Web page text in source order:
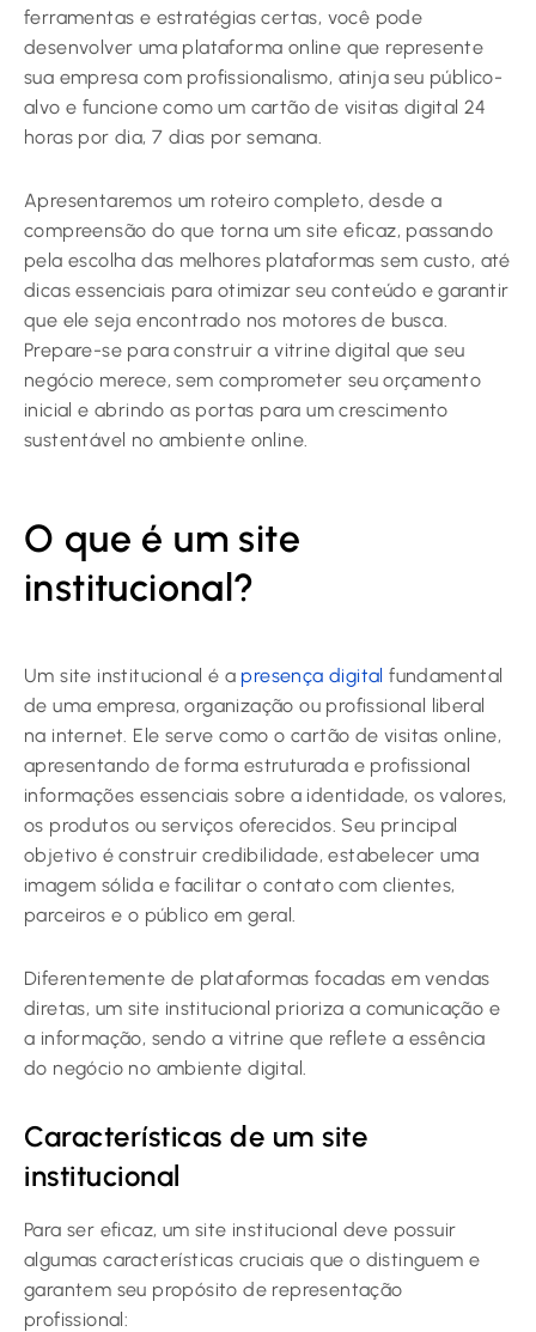
ferramentas e estratégias certas, você pode
desenvolver uma plataforma online que represente
sua empresa com profissionalismo, atinja seu público-
alvo e funcione como um cartão de visitas digital 24
horas por dia, 7 dias por semana.
Apresentaremos um roteiro completo, desde a
compreensão do que torna um site eficaz, passando
pela escolha das melhores plataformas sem custo, até
dicas essenciais para otimizar seu conteúdo e garantir
que ele seja encontrado nos motores de busca.
Prepare-se para construir a vitrine digital que seu
negócio merece, sem comprometer seu orçamento
inicial e abrindo as portas para um crescimento
sustentável no ambiente online.
O que é um site
institucional?
Um site institucional é a presença digital fundamental
de uma empresa, organização ou profissional liberal
na internet. Ele serve como o cartão de visitas online,
apresentando de forma estruturada e profissional
informações essenciais sobre a identidade, os valores,
os produtos ou serviços oferecidos. Seu principal
objetivo é construir credibilidade, estabelecer uma
imagem sólida e facilitar o contato com clientes,
parceiros e o público em geral.
Diferentemente de plataformas focadas em vendas
diretas, um site institucional prioriza a comunicação e
a informação, sendo a vitrine que reflete a essência
do negócio no ambiente digital.
Características de um site
institucional
Para ser eficaz, um site institucional deve possuir
algumas características cruciais que o distinguem e
garantem seu propósito de representação
profissional: